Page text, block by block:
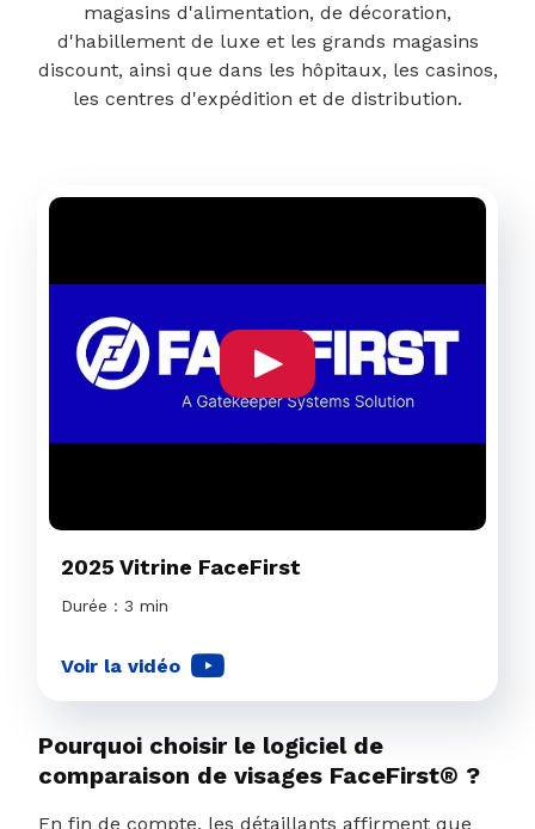
magasins d'alimentation, de décoration,
d'habillement de luxe et les grands magasins
discount, ainsi que dans les hôpitaux, les casinos,
les centres d'expédition et de distribution.
2025 Vitrine FaceFirst
Durée : 3 min
Voir la vidéo
Pourquoi choisir le logiciel de
comparaison de visages FaceFirst® ?
En fin de compte, les détaillants affirment que